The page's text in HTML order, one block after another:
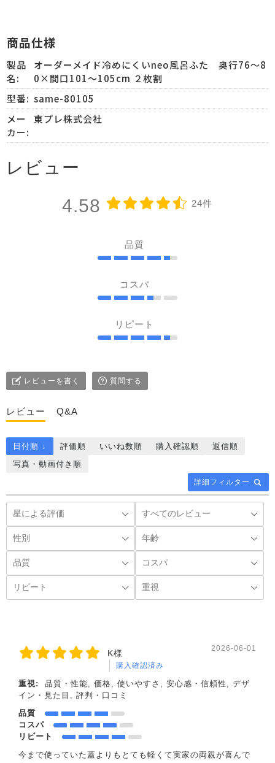
商品仕様
製品
名:
オーダーメイド冷めにくいneo風呂ふた 奥行76～8
0×間口101～105cm ２枚割
型番: same-80105
メー
カー:
東プレ株式会社
レビュー
4.58 24件
品質
コスパ
リピート
レビューを書く 質問する
レビュー Q&A
詳細フィルター
日付順 ↓ 評価順 いいね数順 購入確認順
返信順
写真・動画付き順
K様
購入確認済み
2026-06-01
重視:
品質・性能, 価格, 使いやすさ, 安心感・信頼性, デザ
イン・見た目, 評判・口コミ
品質
コスパ
リピート
今まで使っていた蓋よりもとても軽くて実家の両親が喜んで